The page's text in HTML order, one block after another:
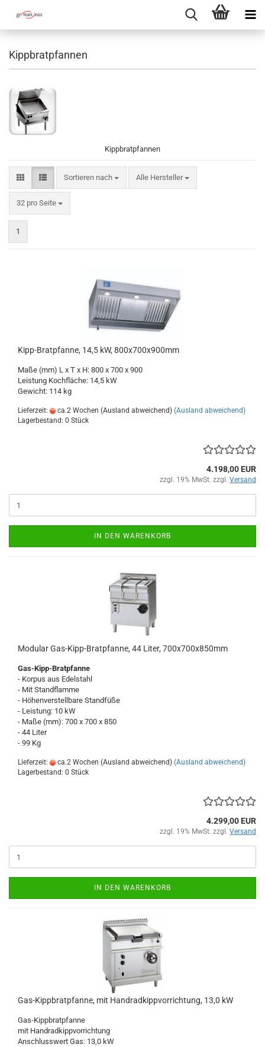
Kippbratpfannen
Kippbratpfannen
Sortieren nach
Sortieren nach Alle Hersteller
32 pro Seite
pro Seite
1
Kipp-Bratpfanne, 14,5 kW, 800x700x900mm
Maße (mm) L x T x H: 800 x 700 x 900
Leistung Kochfläche: 14,5 kW
Gewicht: 114 kg
Lieferzeit: ca.2 Wochen (Ausland abweichend) (Ausland abweichend)
Lagerbestand: 0 Stück
4.198,00 EUR
zzgl. 19% MwSt. zzgl. Versand
IN DEN WARENKORB
Modular Gas-Kipp-Bratpfanne, 44 Liter, 700x700x850mm
Gas-Kipp-Bratpfanne
- Korpus aus Edelstahl
- Mit Standflamme
- Höhenverstellbare Standfüße
- Leistung: 10 kW
- Maße (mm): 700 x 700 x 850
- 44 Liter
- 99 Kg
Lieferzeit: ca.2 Wochen (Ausland abweichend) (Ausland abweichend)
Lagerbestand: 0 Stück
4.299,00 EUR
zzgl. 19% MwSt. zzgl. Versand
IN DEN WARENKORB
Gas-Kippbratpfanne, mit Handradkippvorrichtung, 13,0 kW
Gas-Kippbratpfanne
mit Handradkippvorrichtung
Anschlusswert Gas: 13,0 kW